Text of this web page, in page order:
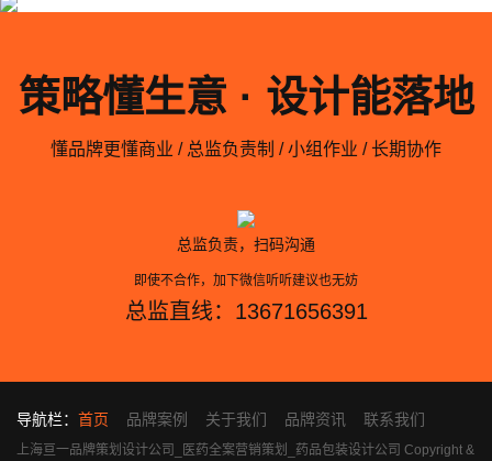
策略懂生意 · 设计能落地
懂品牌更懂商业 / 总监负责制 / 小组作业 / 长期协作
总监负责，扫码沟通
即使不合作，加下微信听听建议也无妨
总监直线：13671656391
导航栏： 首页 品牌案例 关于我们 品牌资讯 联系我们
上海亘一品牌策划设计公司_医药全案营销策划_药品包装设计公司 Copyright &